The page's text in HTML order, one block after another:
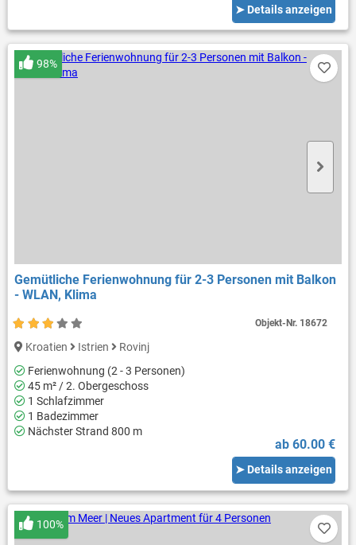
➤ Details anzeigen
Gemütliche Ferienwohnung für 2-3 Personen mit Balkon
- WLAN, Klima
98%
Kroatien Istrien
Rovinj
Ferienwohnung (2 - 3 Personen)
45 m² / 2. Obergeschoss
1 Schlafzimmer
1 Badezimmer
Nächster Strand 800 m
ab 60.00 €
➤ Details anzeigen
Objekt-Nr. 18672
100%